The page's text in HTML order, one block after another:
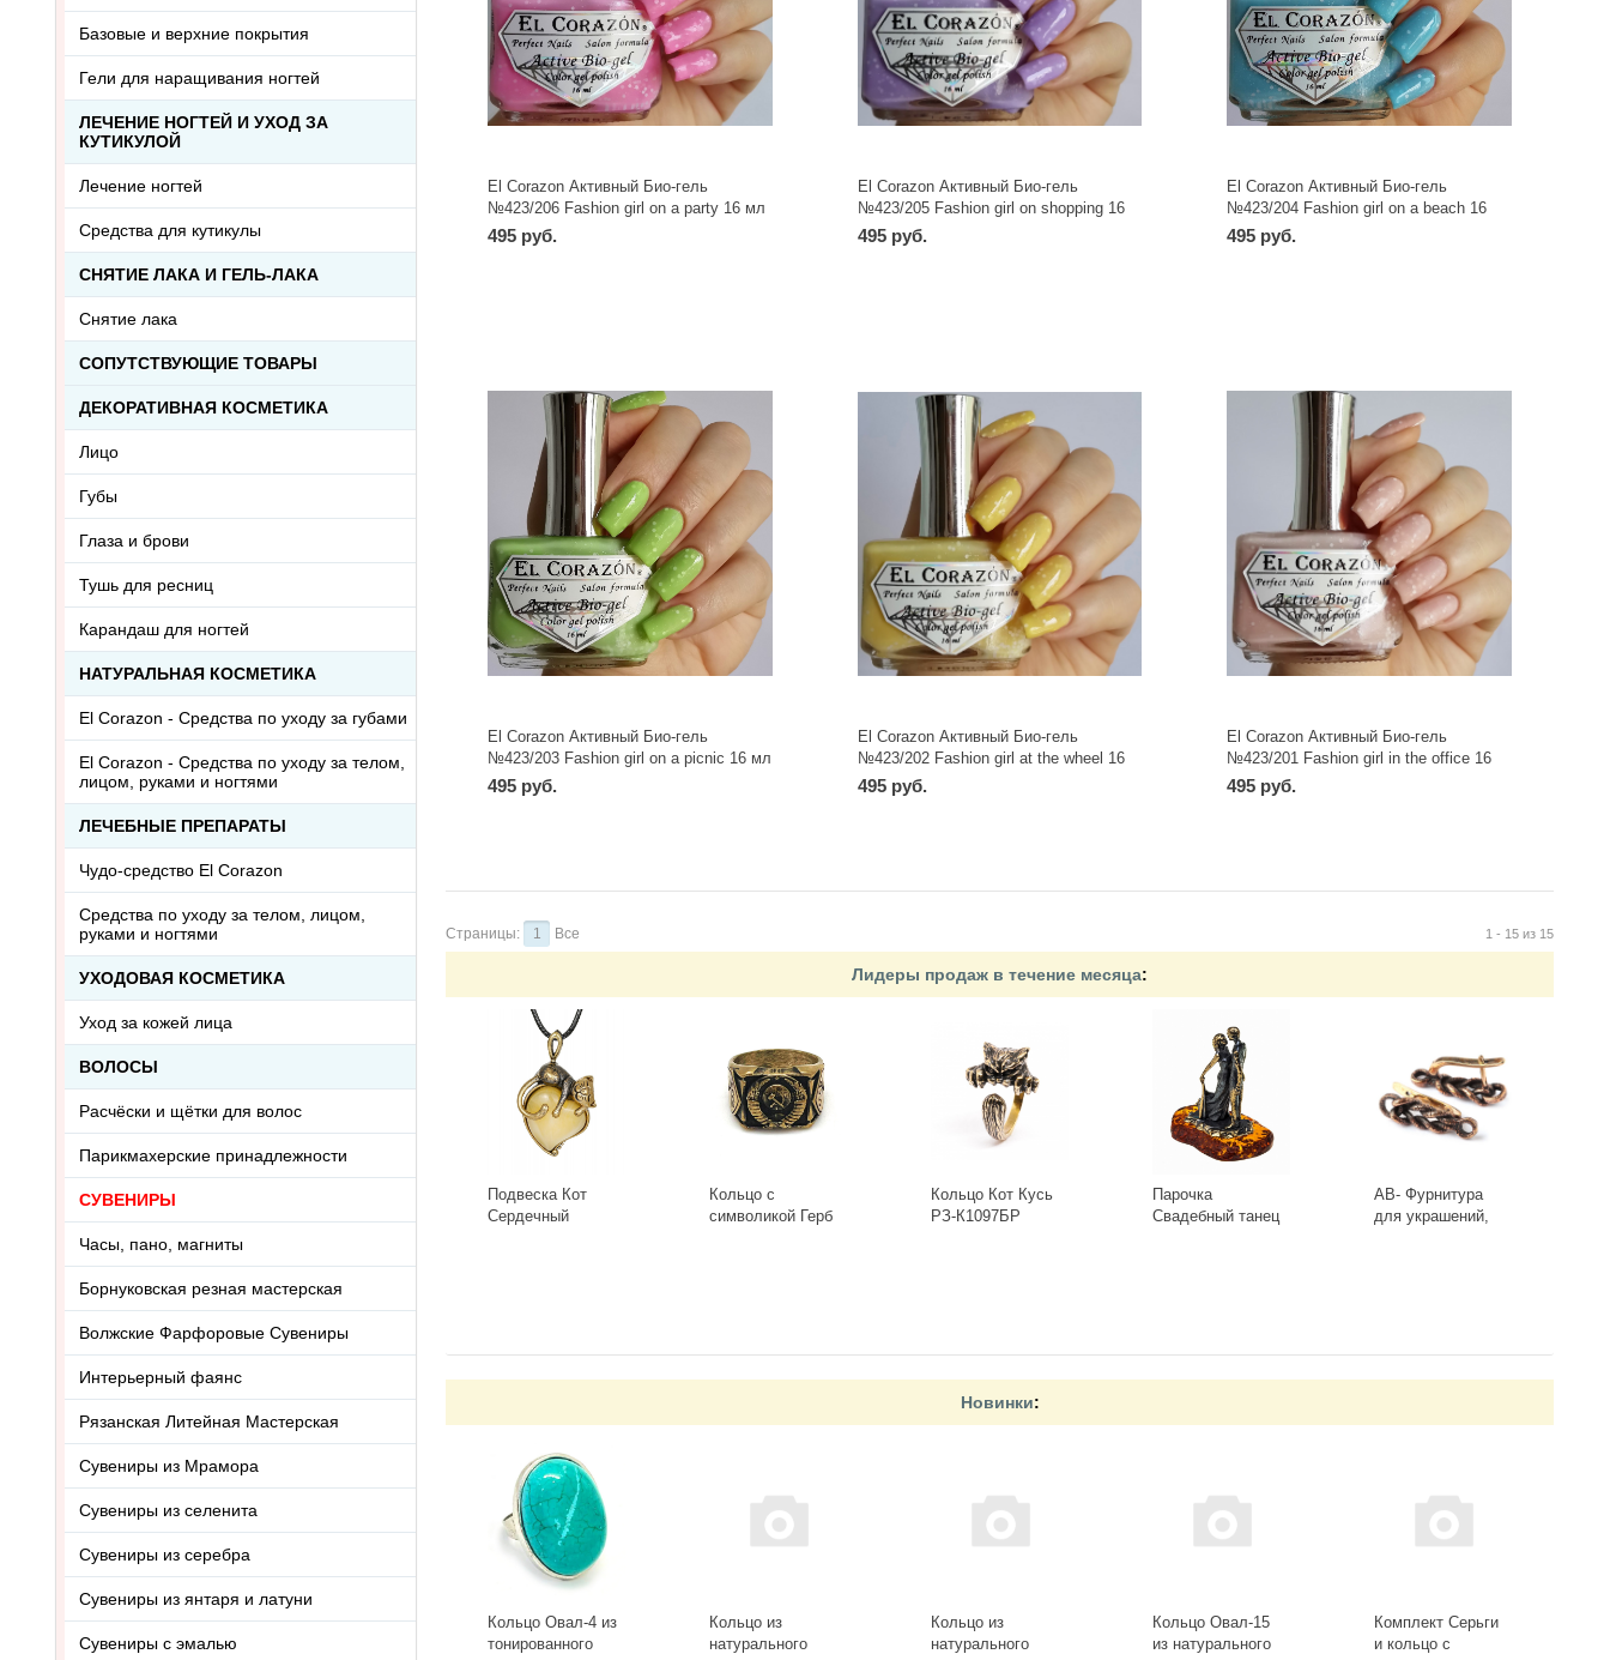
El Corazon Активный Био-гель
№423/206 Fashion girl on a party 16 мл
495 руб.
El Corazon Активный Био-гель
№423/205 Fashion girl on shopping 16
мл
495 руб.
El Corazon Активный Био-гель
№423/204 Fashion girl on a beach 16
мл
495 руб.
El Corazon Активный Био-гель
№423/203 Fashion girl on a picnic 16 мл
495 руб.
El Corazon Активный Био-гель
№423/202 Fashion girl at the wheel 16
мл
495 руб.
El Corazon Активный Био-гель
№423/201 Fashion girl in the office 16
мл
495 руб.
1 - 15 из 15
Страницы: 1 Все
Лидеры продаж в течение месяца:
Подвеска Кот
Сердечный
Кольцо с
символикой Герб
Кольцо Кот Кусь
РЗ-К1097БР
Парочка
Свадебный танец
AB- Фурнитура
для украшений,
Новинки:
Кольцо Овал-4 из
тонированного
Кольцо из
натурального
Кольцо из
натурального
Кольцо Овал-15
из натурального
Комплект Серьги
и кольцо с
Базовые и верхние покрытия
Гели для наращивания ногтей
ЛЕЧЕНИЕ НОГТЕЙ И УХОД ЗА
КУТИКУЛОЙ
Лечение ногтей
Средства для кутикулы
СНЯТИЕ ЛАКА И ГЕЛЬ-ЛАКА
Снятие лака
СОПУТСТВУЮЩИЕ ТОВАРЫ
ДЕКОРАТИВНАЯ КОСМЕТИКА
Лицо
Губы
Глаза и брови
Тушь для ресниц
Карандаш для ногтей
НАТУРАЛЬНАЯ КОСМЕТИКА
El Corazon - Средства по уходу за губами
El Corazon - Средства по уходу за телом,
лицом, руками и ногтями
ЛЕЧЕБНЫЕ ПРЕПАРАТЫ
Чудо-средство El Corazon
Средства по уходу за телом, лицом,
руками и ногтями
УХОДОВАЯ КОСМЕТИКА
Уход за кожей лица
ВОЛОСЫ
Расчёски и щётки для волос
Парикмахерские принадлежности
СУВЕНИРЫ
Часы, пано, магниты
Борнуковская резная мастерская
Волжские Фарфоровые Сувениры
Интерьерный фаянс
Рязанская Литейная Мастерская
Сувениры из Мрамора
Сувениры из селенита
Сувениры из серебра
Сувениры из янтаря и латуни
Сувениры с эмалью